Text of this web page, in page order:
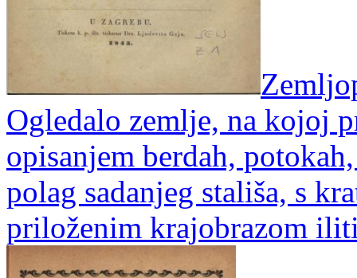
Ogledalo zemlje, na kojoj
opisanjem berdah,
polag sadanjeg stališa, s
priloženim krajobrazom